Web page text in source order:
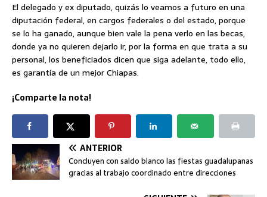
El delegado y ex diputado, quizás lo veamos a futuro en una
diputación federal, en cargos federales o del estado, porque
se lo ha ganado, aunque bien vale la pena verlo en las becas,
donde ya no quieren dejarlo ir, por la forma en que trata a su
personal, los beneficiados dicen que siga adelante, todo ello,
es garantía de un mejor Chiapas.
¡Comparte la nota!
ANTERIOR
Concluyen con saldo blanco las fiestas guadalupanas
gracias al trabajo coordinado entre direcciones